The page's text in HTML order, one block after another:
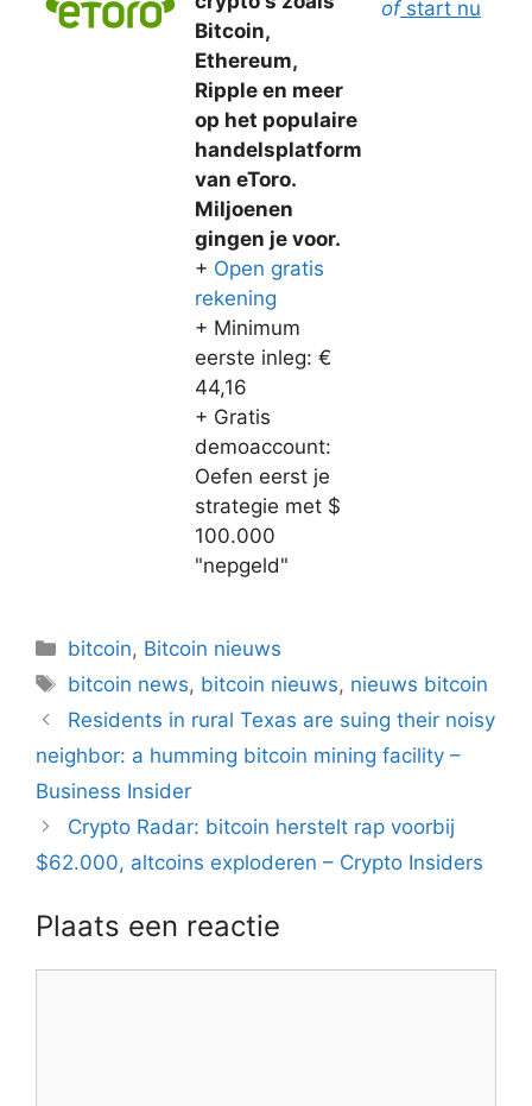
Bitcoin,
Ethereum,
Ripple en meer
op het populaire
handelsplatform
van eToro.
Miljoenen
gingen je voor.
+ Open gratis
rekening
+ Minimum
eerste inleg: €
44,16
+ Gratis
demoaccount:
Oefen eerst je
strategie met $
100.000
"nepgeld"
ofstart nu
Categorieën
bitcoin, Bitcoin nieuws
Tags
bitcoin news, bitcoin nieuws, nieuws bitcoin
Berichtnavigatie
Residents in rural Texas are suing their noisy
neighbor: a humming bitcoin mining facility –
Business Insider
Crypto Radar: bitcoin herstelt rap voorbij
$62.000, altcoins exploderen – Crypto Insiders
Plaats een reactie